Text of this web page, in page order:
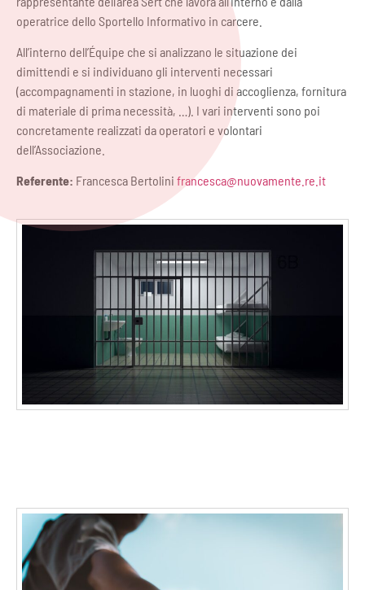
operatrice dello Sportello Informativo in carcere.
All’interno dell’Équipe che si analizzano le situazione dei
dimittendi e si individuano gli interventi necessari
(accompagnamenti in stazione, in luoghi di accoglienza, fornitura
di materiale di prima necessità, …). I vari interventi sono poi
concretamente realizzati da operatori e volontari
dell’Associazione.
Referente: Francesca Bertolini francesca@nuovamente.re.it